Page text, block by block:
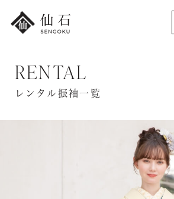
FURISODE 振袖・紋付袴レンタル
卒業袴レンタル
七五三・
RENTAL
レンタル振袖一覧